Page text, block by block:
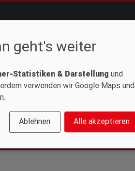
geht's weiter
Statistiken & Darstellung und
verwenden wir Google Maps und
Ablehnen Alle akzeptieren